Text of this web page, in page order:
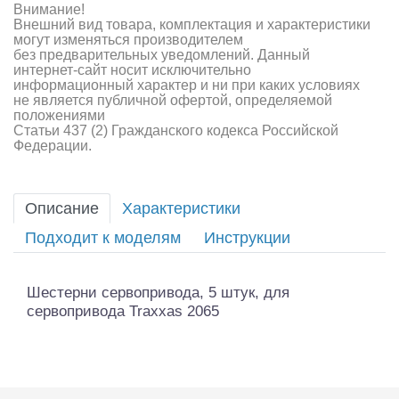
Внимание!
Внешний вид товара, комплектация и характеристики
могут изменяться производителем
без предварительных уведомлений. Данный
интернет-сайт носит исключительно
информационный характер и ни при каких условиях
не является публичной офертой, определяемой
положениями
Статьи 437 (2) Гражданского кодекса Российской
Федерации.
Описание
Характеристики
Подходит к моделям
Инструкции
Шестерни сервопривода, 5 штук, для
сервопривода Traxxas 2065